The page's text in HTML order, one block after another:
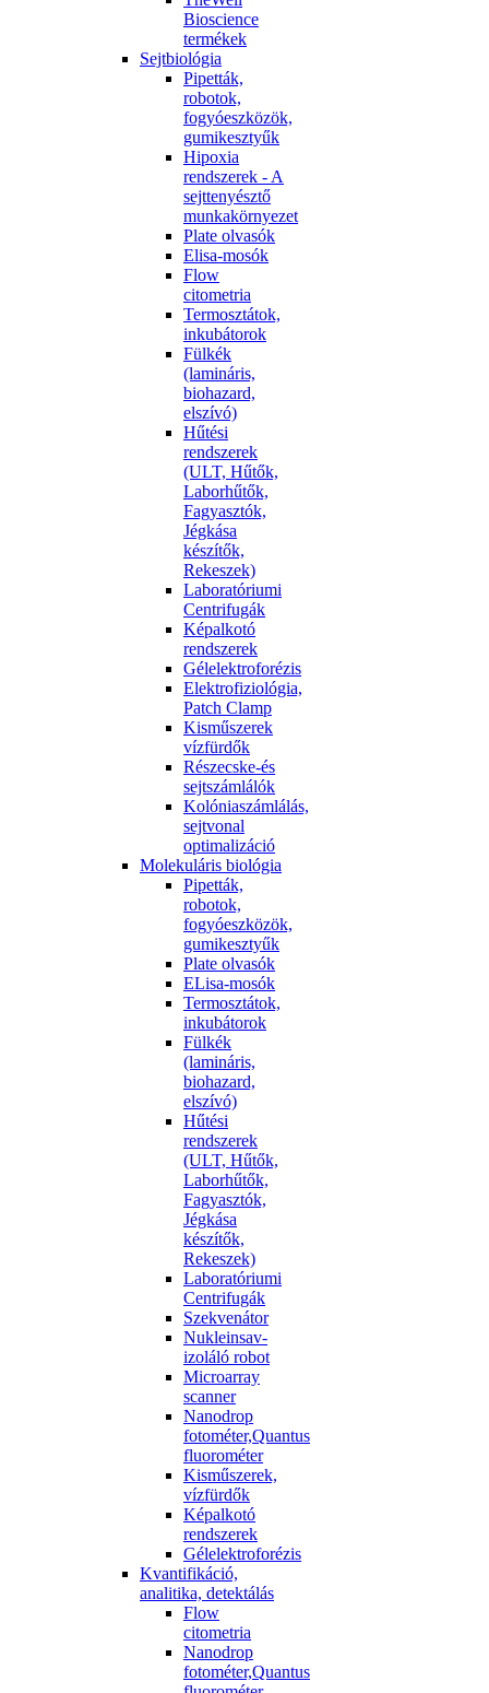
Bioscience
termékek
Sejtbiológia
Pipetták,
robotok,
fogyóeszközök,
gumikesztyűk
Hipoxia
rendszerek - A
sejttenyésztő
munkakörnyezet
Plate olvasók
Elisa-mosók
Flow
citometria
Termosztátok,
inkubátorok
Fülkék
(lamináris,
biohazard,
elszívó)
Hűtési
rendszerek
(ULT, Hűtők,
Laborhűtők,
Fagyasztók,
Jégkása
készítők,
Rekeszek)
Laboratóriumi
Centrifugák
Képalkotó
rendszerek
Gélelektroforézis
Elektrofiziológia,
Patch Clamp
Kisműszerek
vízfürdők
Részecske-és
sejtszámlálók
Kolóniaszámlálás,
sejtvonal
optimalizáció
Molekuláris biológia
Pipetták,
robotok,
fogyóeszközök,
gumikesztyűk
Plate olvasók
ELisa-mosók
Termosztátok,
inkubátorok
Fülkék
(lamináris,
biohazard,
elszívó)
Hűtési
rendszerek
(ULT, Hűtők,
Laborhűtők,
Fagyasztók,
Jégkása
készítők,
Rekeszek)
Laboratóriumi
Centrifugák
Szekvenátor
Nukleinsav-
izoláló robot
Microarray
scanner
Nanodrop
fotométer,Quantus
fluorométer
Kisműszerek,
vízfürdők
Képalkotó
rendszerek
Gélelektroforézis
Kvantifikáció,
analitika, detektálás
Flow
citometria
Nanodrop
fotométer,Quantus